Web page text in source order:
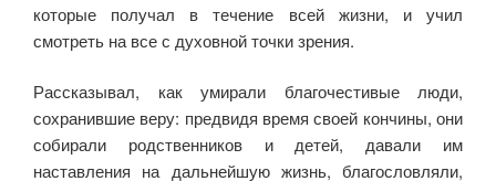
которые по­лучал в течение всей жизни, и учил
смотреть на все с духовной точки зрения.
Рассказывал, как умирали благочестивые люди,
сохранившие веру: предвидя время своей кончины, они
собирали родственников и детей, давали им
наставления на дальнейшую жизнь, благословляли,